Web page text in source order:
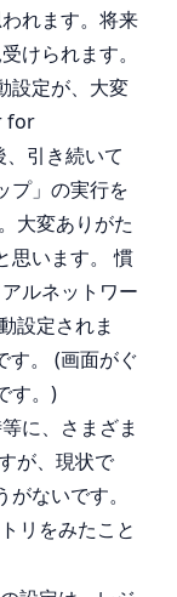
れます。将来
けられます。
設定が、大変
for
引き続いて
プ」の実行を
大変ありがた
思います。 慣
ルネットワー
設定されま
す。 (画面がぐ
す。)
に、さまざま
が、現状で
ないです。
リをみたこと